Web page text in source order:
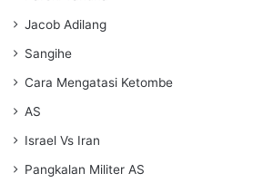
Jacob Adilang
Sangihe
Cara Mengatasi Ketombe
AS
Israel Vs Iran
Pangkalan Militer AS